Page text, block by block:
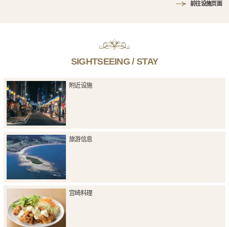
前往设施页面
SIGHTSEEING / STAY
附近设施
旅游信息
宫崎料理